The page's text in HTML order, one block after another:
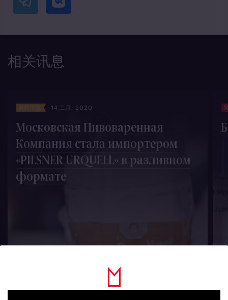
相关讯息
最新消息 14 二月, 2020
Московская Пивоваренная
Компания стала импортером
«PILSNER URQUELL» в разливном
формате